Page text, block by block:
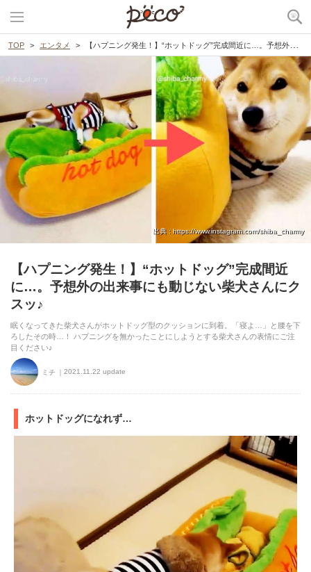
TOP エンタメ 【ハプニング発生！】“ホットドッグ”完成間近に…。予想外の出来事にも動じない柴犬さんにクスッ♪
出典 : https://www.instagram.com/shiba_charmy
【ハプニング発生！】“ホットドッグ”完成間近
に…。予想外の出来事にも動じない柴犬さんにク
スッ♪
眠くなってきた柴犬さんがホットドッグ型のクッションに到着。「寝よ…」と腰を下
ろしたその時…！ ハプニングを無かったことにしようとする柴犬さんの表情にご注
目ください♪
ミチ 2021.11.22 update
ホットドッグになれず…